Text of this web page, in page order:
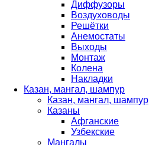
Диффузоры
Воздуховоды
Решётки
Анемостаты
Выходы
Монтаж
Колена
Накладки
Казан, мангал, шампур
Казан, мангал, шампур
Казаны
Афганские
Узбекские
Мангалы